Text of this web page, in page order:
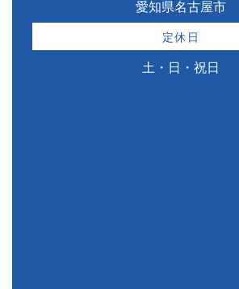
愛知県名古屋市
定休日
土・日・祝日